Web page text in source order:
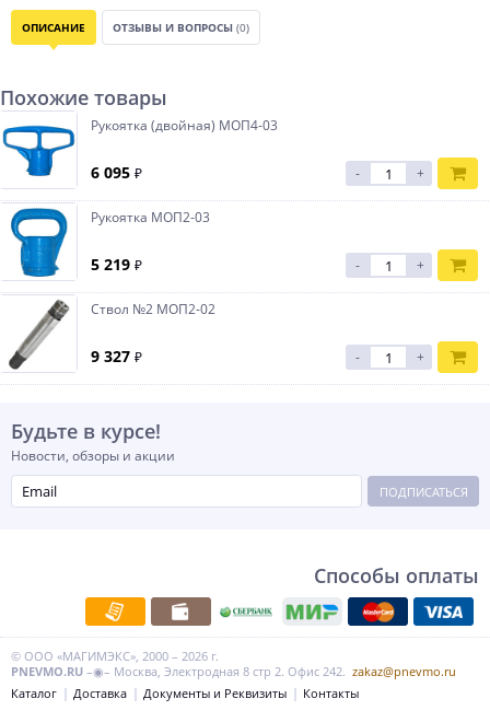
ОПИСАНИЕ ОТЗЫВЫ И ВОПРОСЫ (0)
Похожие товары
Рукоятка (двойная) МОП4-03
6 095 ₽ - +
Рукоятка МОП2-03
5 219 ₽ - +
Ствол №2 МОП2-02
9 327 ₽ - +
Будьте в курсе!
Новости, обзоры и акции
ПОДПИСАТЬСЯ
Способы оплаты
© ООО «МАГИМЭКС», 2000 – 2026 г.
PNEVMO.RU –◉– Москва, Электродная 8 стр 2. Офис 242. zakaz@pnevmo.ru
Каталог
Доставка Документы и Реквизиты Контакты